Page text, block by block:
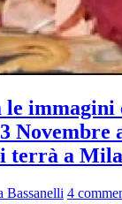
le immagini
Novembre
terrà a
Bassanelli 4